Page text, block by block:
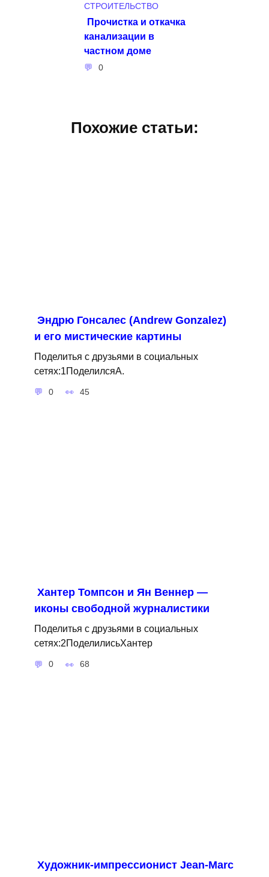
СТРОИТЕЛЬСТВО
Прочистка и откачка
канализации в
частном доме
0
Похожие статьи:
Эндрю Гонсалес (Andrew Gonzalez)
и его мистические картины
Поделитья с друзьями в социальных
сетях:1ПоделилсяA.
0 45
Хантер Томпсон и Ян Веннер —
иконы свободной журналистики
Поделитья с друзьями в социальных
сетях:2ПоделилисьХантер
0 68
Художник-импрессионист Jean-Marc